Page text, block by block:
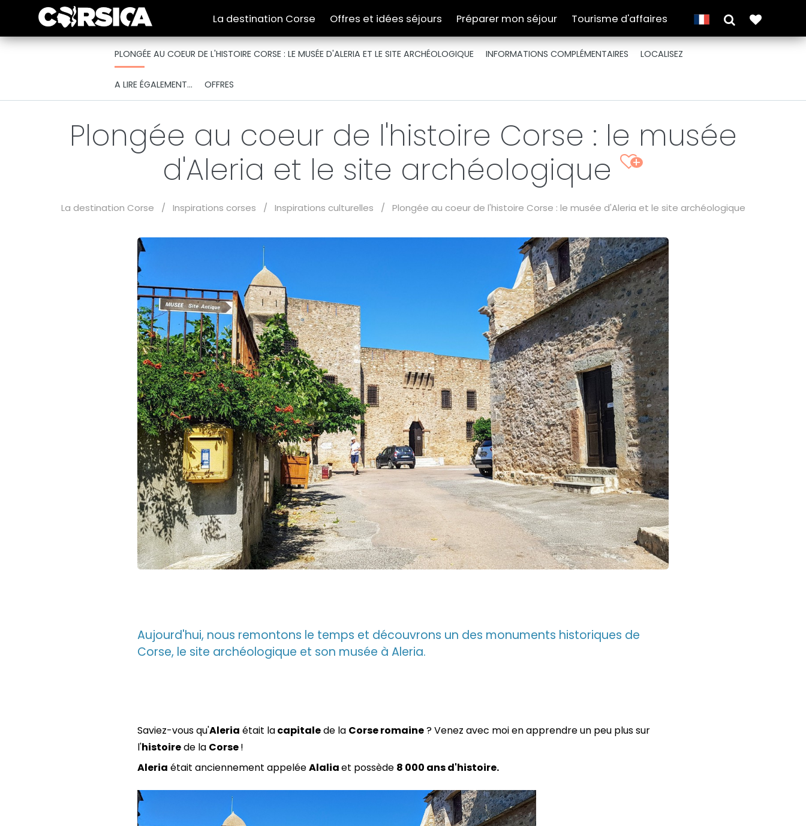
La destination Corse Offres et idées séjours Préparer mon séjour Tourisme d'affaires
PLONGÉE AU COEUR DE L'HISTOIRE CORSE : LE MUSÉE D'ALERIA ET LE SITE ARCHÉOLOGIQUE INFORMATIONS COMPLÉMENTAIRES LOCALISEZ
A LIRE ÉGALEMENT... OFFRES
Plongée au coeur de l'histoire Corse : le musée
d'Aleria et le site archéologique
+
La destination Corse / Inspirations corses / Inspirations culturelles / Plongée au coeur de l'histoire Corse : le musée d'Aleria et le site archéologique
Aujourd'hui, nous remontons le temps et découvrons un des monuments historiques de
Corse, le site archéologique et son musée à Aleria.
Saviez-vous qu'Aleria était lacapitalede la Corse romaine? Venez avec moi en apprendre un peu plus sur
l'histoirede la Corse!
Aleria était anciennement appeléeAlaliaet possède 8 000 ans d'histoire.